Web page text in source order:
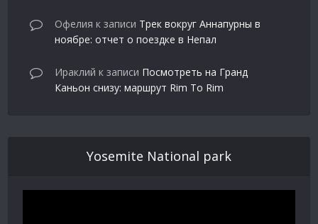
Офелия к записи Трек вокруг Аннапурны в
ноябре: отчет о поездке в Непал
Ираклий к записи Посмотреть на Гранд
Каньон снизу: маршрут Rim To Rim
Yosemite National park